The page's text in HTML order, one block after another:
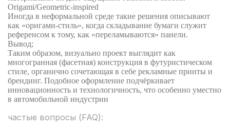
Origami/Geometric-inspired
Иногда в неформальной среде такие решения описывают
как «оригами-стиль», когда складывание бумаги служит
референсом к тому, как «переламываются» панели.
Вывод;
Таким образом, визуально проект выглядит как
многогранная (фасетная) конструкция в футуристическом
стиле, органично сочетающая в себе рекламные принты и
брендинг. Подобное оформление подчёркивает
инновационность и технологичность, что особенно уместно
в автомобильной индустрии
частые вопросы (FAQ):